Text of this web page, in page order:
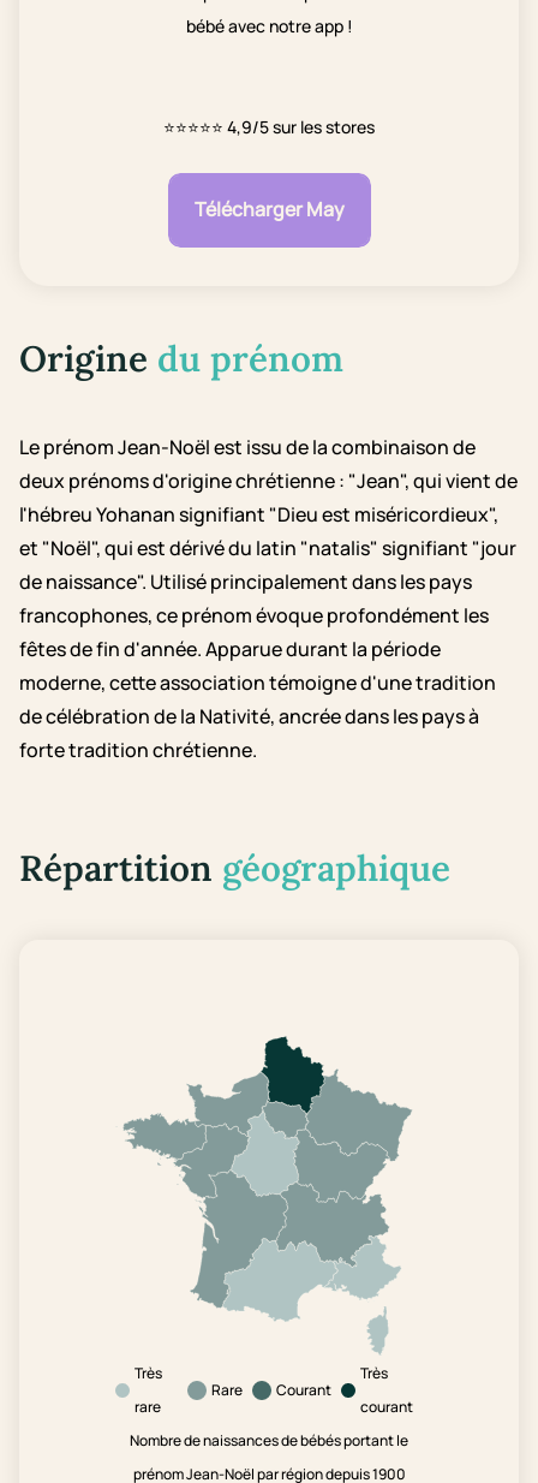
bébé avec notre app !
⭐⭐⭐⭐⭐ 4,9/5 sur les stores
Télécharger May
Origine du prénom
Le prénom Jean-Noël est issu de la combinaison de
deux prénoms d'origine chrétienne : "Jean", qui vient de
l'hébreu Yohanan signifiant "Dieu est miséricordieux",
et "Noël", qui est dérivé du latin "natalis" signifiant "jour
de naissance". Utilisé principalement dans les pays
francophones, ce prénom évoque profondément les
fêtes de fin d'année. Apparue durant la période
moderne, cette association témoigne d'une tradition
de célébration de la Nativité, ancrée dans les pays à
forte tradition chrétienne.
Répartition géographique
Très
rare
Rare Courant
Très
courant
Nombre de naissances de bébés portant le
prénom Jean-Noël par région depuis 1900